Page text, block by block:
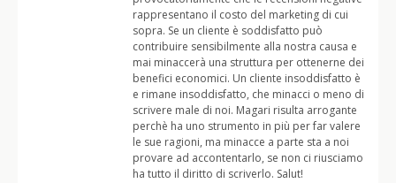
rappresentano il costo del marketing di cui
sopra. Se un cliente è soddisfatto può
contribuire sensibilmente alla nostra causa e
mai minaccerà una struttura per ottenerne dei
benefici economici. Un cliente insoddisfatto è
e rimane insoddisfatto, che minacci o meno di
scrivere male di noi. Magari risulta arrogante
perchè ha uno strumento in più per far valere
le sue ragioni, ma minacce a parte sta a noi
provare ad accontentarlo, se non ci riusciamo
ha tutto il diritto di scriverlo. Salut!